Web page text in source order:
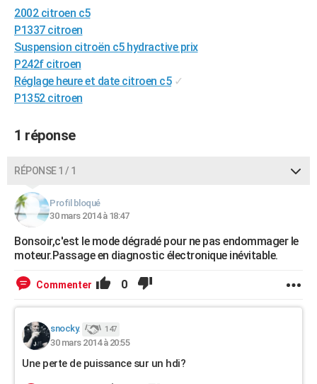
Alimentation
Guide de la santé
Maladies
Médicaments
Sommeil
VOYAGE
Destinations
City break
Voyage nature
Voyage de noces
Forum
Climat
+PHOTO
GUIDES D'ACHAT
BONS PLANS
CARTE DE VOEUX
COPAINS D'AVANT
S'inscrire
Se connecter
Lycées
Collèges
Primaires
Universités
Entreprises
Service militaire
Avis de recherche
AVIS DE DÉCÈS
FORUM
2002 citroen c5
P1337 citroen
Suspension citroën c5 hydractive prix
P242f citroen
Réglage heure et date citroen c5 ✓
P1352 citroen
1 réponse
RÉPONSE 1 / 1
Profil bloqué
30 mars 2014 à 18:47
Bonsoir,c'est le mode dégradé pour ne pas endommager le
moteur.Passage en diagnostic électronique inévitable.
Commenter 0
snocky. 147
30 mars 2014 à 20:55
Une perte de puissance sur un hdi?